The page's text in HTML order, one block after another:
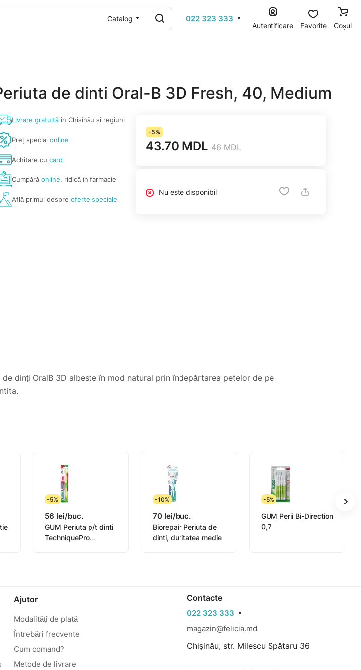
Catalog 022 323 333
Autentificare Favorite Coșul
de dinti Oral-B 3D Fresh, 40, Medium
Livrare gratuităîn Chișinău și regiuni
Preț specialonline
Achitare cucard
Cumpărăonline, ridică în farmacie
Află primul despreoferte speciale
-5%
43.70 MDL 46 MDL
Nu este disponibil
dinți OralB 3D albeste în mod natural prin îndepărtarea petelor de pe
-5%
56 lei/buc.
GUM Periuta p/t dinti
TechniquePro
-10%
70 lei/buc.
Biorepair Periuta de
dinti, duritatea medie
-5%
GUM Perii Bi-Direction
0,7
Ajutor
Modalități de plată
Întrebări frecvente
Cum comand?
Metode de livrare
Contacte
022 323 333
magazin@felicia.md
Chișinău, str. Milescu Spătaru 36